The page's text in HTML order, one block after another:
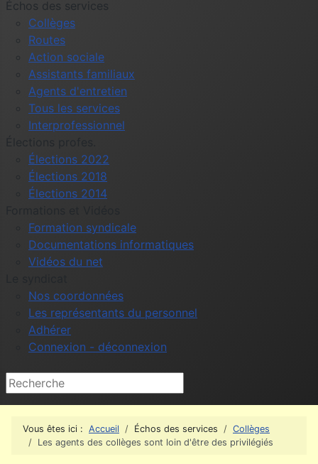
Échos des services
Collèges
Routes
Action sociale
Assistants familiaux
Agents d'entretien
Tous les services
Interprofessionnel
Élections profes.
Élections 2022
Élections 2018
Élections 2014
Formation syndicale
Documentations informatiques
Vidéos du net
Nos coordonnées
Les représentants du personnel
Adhérer
Connexion - déconnexion
Rechercher
Vous êtes ici : Accueil Échos des services
Collèges
Les agents des collèges sont loin d'être des privilégiés